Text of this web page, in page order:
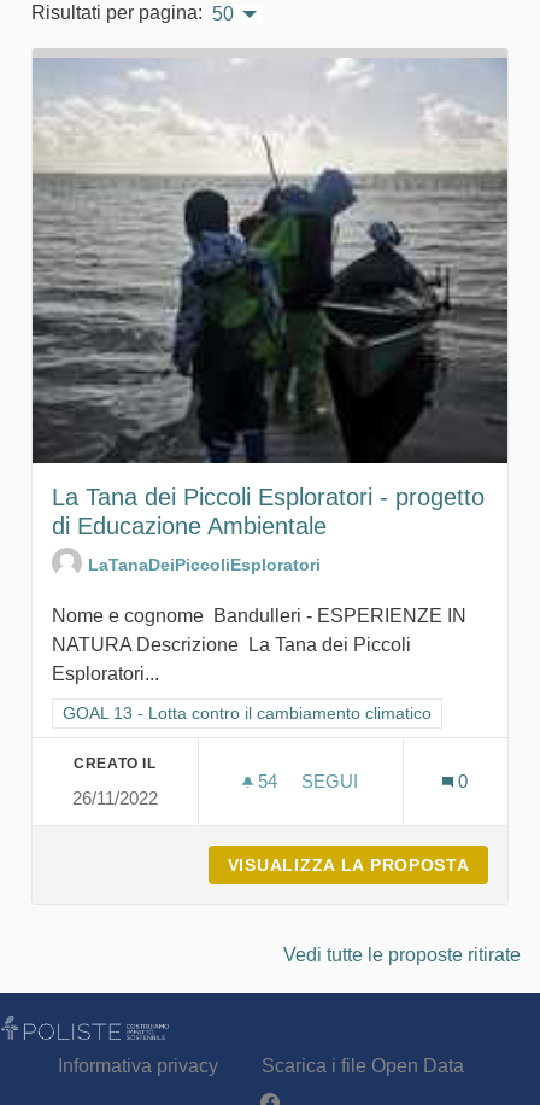
Risultati per pagina: 50
La Tana dei Piccoli Esploratori - progetto
di Educazione Ambientale
LaTanaDeiPiccoliEsploratori
Nome e cognome Bandulleri - ESPERIENZE IN
NATURA Descrizione La Tana dei Piccoli
Esploratori...
Filtra i risultati per categoria: GOAL 13 - Lotta contro il
GOAL 13 - Lotta contro il cambiamento climatico
CREATO IL
26/11/2022
54 54 SOSTENITORI
SEGUI
0
VISUALIZZA LA PROPOSTA
Vedi tutte le proposte ritirate
Informativa privacy
Scarica i file Open Data